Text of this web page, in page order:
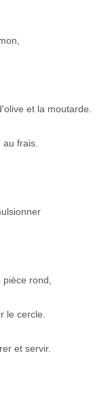
et la moutarde.
frais.
rond,
le cercle.
et servir.